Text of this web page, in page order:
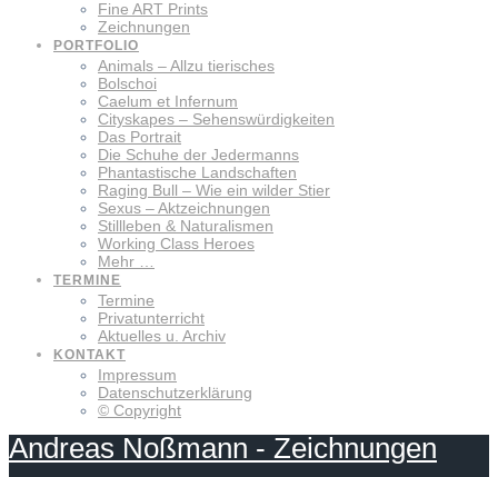
Fine ART Prints
Zeichnungen
PORTFOLIO
Animals – Allzu tierisches
Bolschoi
Caelum et Infernum
Cityskapes – Sehenswürdigkeiten
Das Portrait
Die Schuhe der Jedermanns
Phantastische Landschaften
Raging Bull – Wie ein wilder Stier
Sexus – Aktzeichnungen
Stillleben & Naturalismen
Working Class Heroes
Mehr …
TERMINE
Termine
Privatunterricht
Aktuelles u. Archiv
KONTAKT
Impressum
Datenschutzerklärung
© Copyright
Andreas Noßmann - Zeichnungen